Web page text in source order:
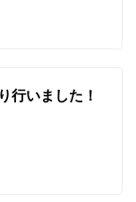
行いました！